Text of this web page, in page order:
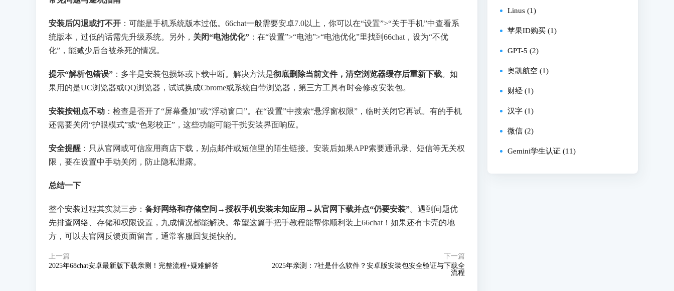
安装后闪退或打不开 ：可能是手机系统版本过低。66chat一般需要安卓7.0以上，你可以在“设置”>“关于手机”中查看系
统版本，过低的话需先升级系统。另外， 关闭“电池优化” ：在“设置”>“电池”>“电池优化”里找到66chat，设为“不优
化”，能减少后台被杀死的情况。
提示“解析包错误” ：多半是安装包损坏或下载中断。解决方法是彻底删除当前文件，清空浏览器缓存后重新下载。如
果用的是UC浏览器或QQ浏览器，试试换成Cbrome或系统自带浏览器，第三方工具有时会修改安装包。
安装按钮点不动 ：检查是否开了“屏幕叠加”或“浮动窗口”。在“设置”中搜索“悬浮窗权限”，临时关闭它再试。有的手机
还需要关闭“护眼模式”或“色彩校正”，这些功能可能干扰安装界面响应。
安全提醒 ：只从官网或可信应用商店下载，别点邮件或短信里的陌生链接。安装后如果APP索要通讯录、短信等无关权
限，要在设置中手动关闭，防止隐私泄露。
总结一下
整个安装过程其实就三步： 备好网络和存储空间→授权手机安装未知应用→从官网下载并点“仍要安装”。遇到问题优
先排查网络、存储和权限设置，九成情况都能解决。希望这篇手把手教程能帮你顺利装上66chat！如果还有卡壳的地
方，可以去官网反馈页面留言，通常客服回复挺快的。
上一篇
2025年68chat安卓最新版下载亲测！完整流程+疑难解答
下一篇
2025年亲测：7社是什么软件？安卓版安装包安全验证与下载全
流程
Linus (1)
苹果ID购买 (1)
GPT-5 (2)
奥凯航空 (1)
财经 (1)
汉字 (1)
微信 (2)
Gemini学生认证 (11)